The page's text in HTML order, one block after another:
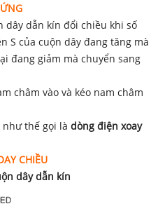
dây dẫn kín đổi chiều khi số
S của cuộn dây đang tăng mà
đang giảm mà chuyển sang
châm vào và kéo nam châm
thế gọi là dòng điện xoay
CHIỀU
dây dẫn kín